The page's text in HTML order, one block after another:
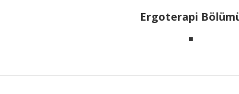
Ergoterapi